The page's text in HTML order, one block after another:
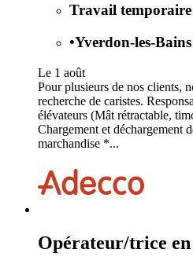
Travail temporaire
•Yverdon-les-Bains
Le 1 août
Pour plusieurs de nos clients,
recherche de caristes.
élévateurs (Mât rétractable,
Chargement et déchargement
marchandise *...
Opérateur/trice